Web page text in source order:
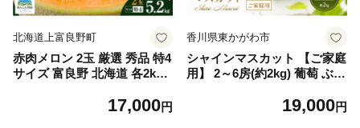
北海道上富良野町
赤肉メロン 2玉 厳選 秀品 特4
サイズ 富良野 北海道 各2kg
富良野 メロン めろん 果物 く
17,000円
香川県東かがわ市
シャインマスカット 【ご家庭
用】 2～6房(約2kg) 葡萄 ぶど
もの 果実 旬の果物 旬のフル
19,000円